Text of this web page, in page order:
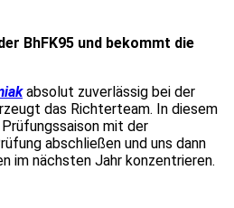
BhFK95 und bekommt die
absolut zuverlässig bei der
das Richterteam. In diesem
mit der
abschließen und uns dann
im nächsten Jahr konzentrieren.